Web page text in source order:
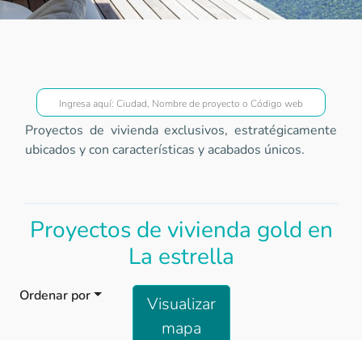
Proyectos de vivienda gold en
La estrella
Proyectos de vivienda exclusivos, estratégicamente
ubicados y con características y acabados únicos.
Ordenar por
Visualizar
mapa